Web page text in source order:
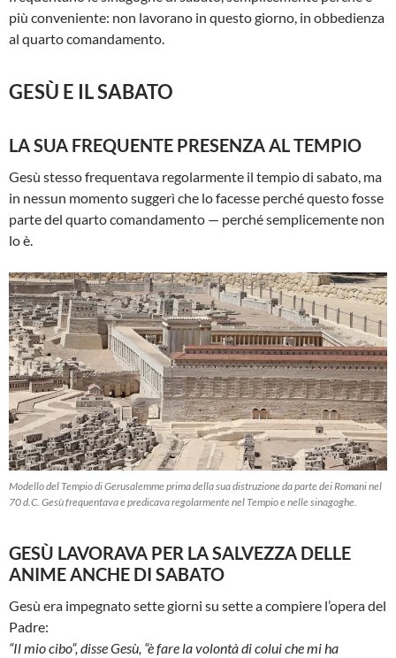
più conveniente: non lavorano in questo giorno, in obbedienza
al quarto comandamento.
GESÙ E IL SABATO
LA SUA FREQUENTE PRESENZA AL TEMPIO
Gesù stesso frequentava regolarmente il tempio di sabato, ma
in nessun momento suggerì che lo facesse perché questo fosse
parte del quarto comandamento — perché semplicemente non
lo è.
Modello del Tempio di Gerusalemme prima della sua distruzione da parte dei Romani nel
70 d.C. Gesù frequentava e predicava regolarmente nel Tempio e nelle sinagoghe.
GESÙ LAVORAVA PER LA SALVEZZA DELLE
ANIME ANCHE DI SABATO
Gesù era impegnato sette giorni su sette a compiere l’opera del
Padre:
“Il mio cibo”, disse Gesù, “è fare la volontà di colui che mi ha